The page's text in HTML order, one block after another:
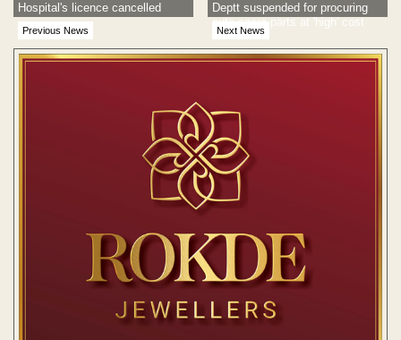
Previous News
Hospital's licence cancelled
Next News
Deptt suspended for procuring
auto spare parts at 'high' cost